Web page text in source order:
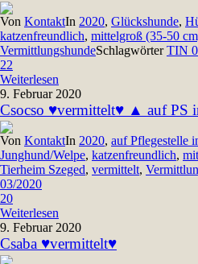
Von KontaktIn 2020, Glückshunde,
katzenfreundlich, mittelgroß (35-50
VermittlungshundeSchlagwörterTIN
22
Weiterlesen
9. Februar 2020
Csocso ♥vermittelt♥ ▲ auf PS
Von KontaktIn 2020, auf Pflegestelle
Junghund/Welpe, katzenfreundlich,
Tierheim Szeged, vermittelt,
03/2020
20
Weiterlesen
9. Februar 2020
Csaba ♥vermittelt♥